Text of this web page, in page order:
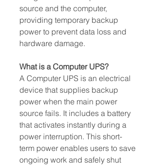
source and the computer,
providing temporary backup
power to prevent data loss and
hardware damage.
What is a Computer UPS?
A Computer UPS is an electrical
device that supplies backup
power when the main power
source fails. It includes a battery
that activates instantly during a
power interruption. This short-
term power enables users to save
ongoing work and safely shut